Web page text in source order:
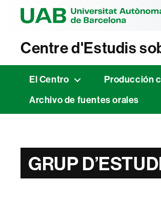
Centre d'Estudis
El Centro Producción
Archivo de fuentes orales
GRUP